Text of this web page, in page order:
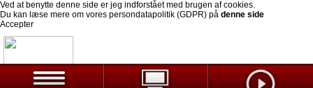
Ved at benytte denne side er jeg indforstået med brugen af cookies.
Du kan læse mere om vores persondatapolitik (GDPR) på denne side
Accepter